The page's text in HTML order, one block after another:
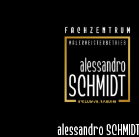
alessandro SCHMIDT